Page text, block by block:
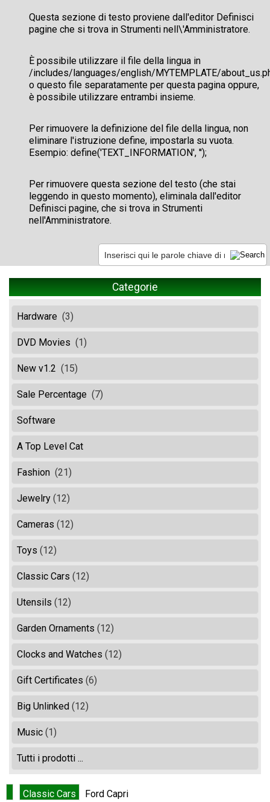
Questa sezione di testo proviene dall'editor Definisci
pagine che si trova in Strumenti nell\'Amministratore.
È possibile utilizzare il file della lingua in
/includes/languages/english/MYTEMPLATE/
o questo file separatamente per questa pagina oppure,
è possibile utilizzare entrambi insieme.
Per rimuovere la definizione del file della lingua, non
eliminare l'istruzione define, impostarla su vuota.
Esempio: define('TEXT_INFORMATION', '');
Per rimuovere questa sezione del testo (che stai
leggendo in questo momento), eliminala dall'editor
Definisci pagine, che si trova in Strumenti
nell'Amministratore.
Categorie
Hardware (3)
DVD Movies (1)
New v1.2 (15)
Sale Percentage (7)
Software
A Top Level Cat
Fashion (21)
Jewelry (12)
Cameras (12)
Toys (12)
Classic Cars (12)
Utensils (12)
Garden Ornaments (12)
Clocks and Watches (12)
Gift Certificates (6)
Big Unlinked (12)
Music (1)
Tutti i prodotti ...
Classic Cars Ford Capri